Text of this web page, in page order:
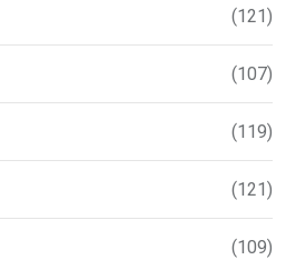
(121)
(107)
(119)
(121)
(109)